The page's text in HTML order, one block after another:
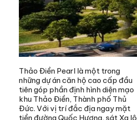
Thảo Điền Pearl là một trong
những dự án căn hộ cao cấp đầu
tiên góp phần định hình diện mạo
khu Thảo Điền, Thành phố Thủ
Đức. Với vị trí đắc địa ngay mặt
tiền đường Quốc Hương, sát Xa lộ